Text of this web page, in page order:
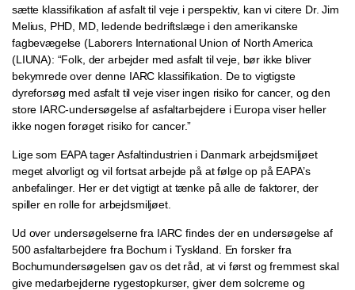
sætte klassifikation af asfalt til veje i perspektiv, kan vi citere Dr. Jim
Melius, PHD, MD, ledende bedriftslæge i den amerikanske
fagbevægelse (Laborers International Union of North America
(LIUNA): “Folk, der arbejder med asfalt til veje, bør ikke bliver
bekymrede over denne IARC klassifikation. De to vigtigste
dyreforsøg med asfalt til veje viser ingen risiko for cancer, og den
store IARC-undersøgelse af asfaltarbejdere i Europa viser heller
ikke nogen forøget risiko for cancer.”
Lige som EAPA tager Asfaltindustrien i Danmark arbejdsmiljøet
meget alvorligt og vil fortsat arbejde på at følge op på EAPA’s
anbefalinger. Her er det vigtigt at tænke på alle de faktorer, der
spiller en rolle for arbejdsmiljøet.
Ud over undersøgelserne fra IARC findes der en undersøgelse af
500 asfaltarbejdere fra Bochum i Tyskland. En forsker fra
Bochumundersøgelsen gav os det råd, at vi først og fremmest skal
give medarbejderne rygestopkurser, giver dem solcreme og